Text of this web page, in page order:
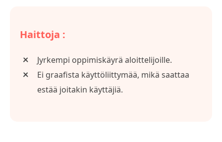
Haittoja :
Jyrkempi oppimiskäyrä aloittelijoille.
Ei graafista käyttöliittymää, mikä saattaa
estää joitakin käyttäjiä.